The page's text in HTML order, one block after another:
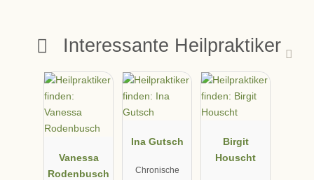
Interessante Heilpraktiker
Vanessa
Rodenbusch
Ina Gutsch
Chronische
Birgit
Houscht